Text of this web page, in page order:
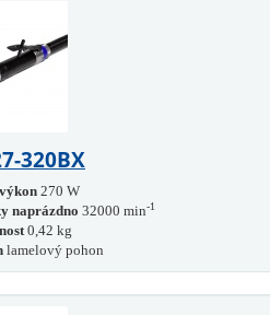
320BX
270 W
naprázdno 32000 min-1
0,42 kg
lamelový pohon